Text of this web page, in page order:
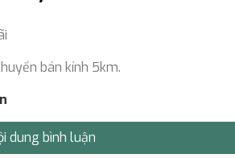
bán kính 5km.
dung bình luận